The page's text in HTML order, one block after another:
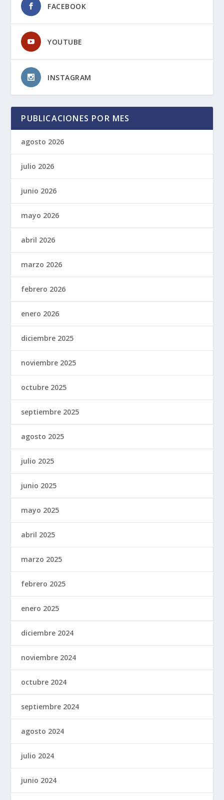
FACEBOOK
YOUTUBE
INSTAGRAM
PUBLICACIONES POR MES
agosto 2026
julio 2026
junio 2026
mayo 2026
abril 2026
marzo 2026
febrero 2026
enero 2026
diciembre 2025
noviembre 2025
octubre 2025
septiembre 2025
agosto 2025
julio 2025
junio 2025
mayo 2025
abril 2025
marzo 2025
febrero 2025
enero 2025
diciembre 2024
noviembre 2024
octubre 2024
septiembre 2024
agosto 2024
julio 2024
junio 2024